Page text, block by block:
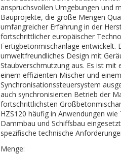
anspruchsvollen Umgebungen und
Bauprojekte, die große Mengen
umfangreicher Erfahrung in der
fortschrittlicher europäischer
Fertigbetonmischanlage entwickelt.
umweltfreundliches Design mit
Staubverschmutzung aus. Es ist
einem effizienten Mischer und
Synchronisationssteuersystem
auch synchronisierten Betrieb der
fortschrittlichsten
HZS120 häufig in Anwendungen
Dammbau und Schiffsbau
spezifische technische
Menge: